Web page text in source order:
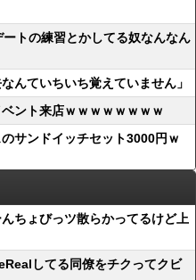
ートの練習とかしてる奴なんなん
んていちいち覚えていません」
ント来店ｗｗｗｗｗｗｗｗ
サンドイッチセット3000円ｗ
ちょびっツ散らかってるけど上
してる同僚をチクってクビ